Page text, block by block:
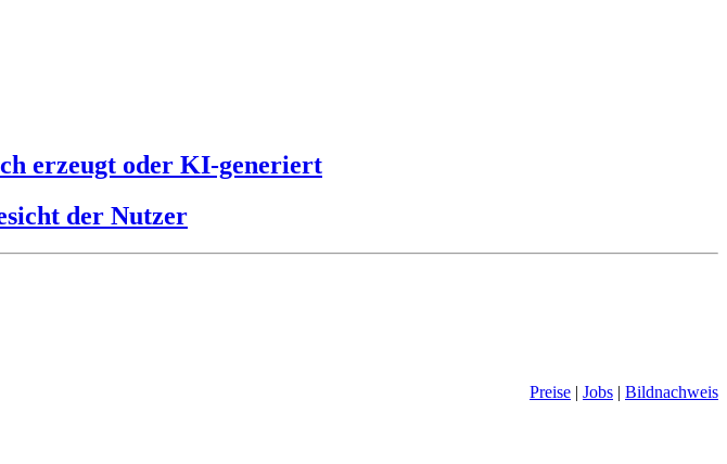
erzeugt oder KI-generiert
der Nutzer
Preise | Jobs | Bildnachweis